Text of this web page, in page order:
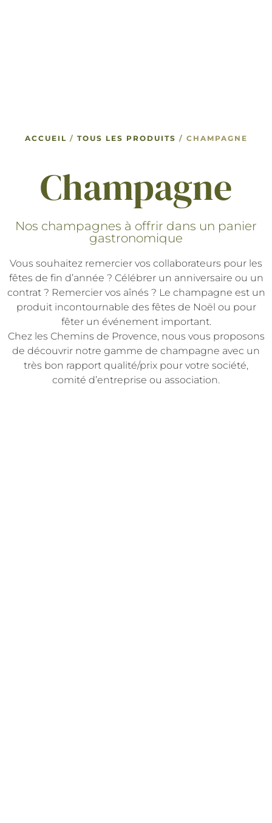
ACCUEIL / TOUS LES PRODUITS / CHAMPAGNE
Champagne
Nos champagnes à offrir dans un panier
gastronomique
Vous souhaitez remercier vos collaborateurs pour les
fêtes de fin d’année ? Célébrer un anniversaire ou un
contrat ? Remercier vos aînés ? Le champagne est un
produit incontournable des fêtes de Noël ou pour
fêter un événement important.
Chez les Chemins de Provence, nous vous proposons
de découvrir notre gamme de champagne avec un
très bon rapport qualité/prix pour votre société,
comité d’entreprise ou association.